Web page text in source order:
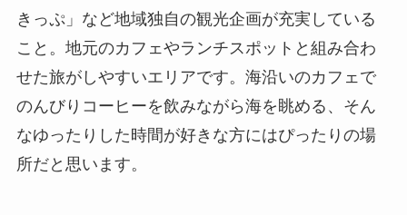
きっぷ」など地域独自の観光企画が充実している
こと。地元のカフェやランチスポットと組み合わ
せた旅がしやすいエリアです。海沿いのカフェで
のんびりコーヒーを飲みながら海を眺める、そん
なゆったりした時間が好きな方にはぴったりの場
所だと思います。